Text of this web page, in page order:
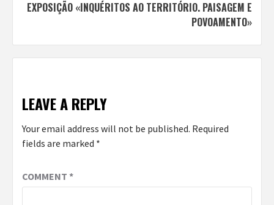
EXPOSIÇÃO «INQUÉRITOS AO TERRITÓRIO. PAISAGEM E
POVOAMENTO»
LEAVE A REPLY
Your email address will not be published. Required
fields are marked *
COMMENT *